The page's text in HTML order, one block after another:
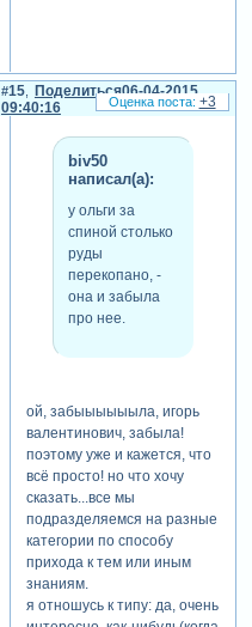
контрольным вопросом:
- как сдвиг по фазе
косинуса перевести в
сдвиг по фазе блочной
волны?
кто ему быстро ответит :
- по первой фазе надо
вычислить сдвиг по
времени, а по этому
времени – второй сдвиг по
фазе. но воткак это
сделать по таблице
вот тому, - пожалуйста,
а тому, кто впадет в
глубокую задумчивость (по
современному в ступор),
отвечаем:
ну и ничего страшного!
идите-ка вы
(в
хорошем смысле слова),
проходить курс молодого
бойца вот по этому
Поделиться
15
06-04-2015
09:40:16
biv50
написал(а):
у ольги за
спиной столько
руды
перекопано, -
она и забыла
про нее.
ой, забыыыыыыла, игорь
валентинович, забыла!
поэтому уже и кажется, что
всё просто! но что хочу
сказать...все мы
подразделяемся на разные
категории по способу
прихода к тем или иным
знаниям.
я отношусь к типу: да, очень
+3